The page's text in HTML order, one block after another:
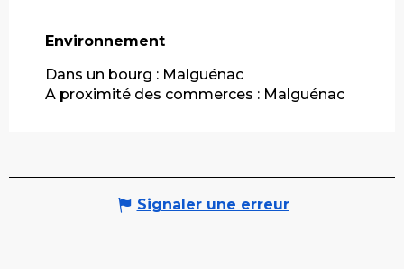
Environnement
Environnement
Dans un bourg : Malguénac
A proximité des commerces : Malguénac
Signaler une erreur